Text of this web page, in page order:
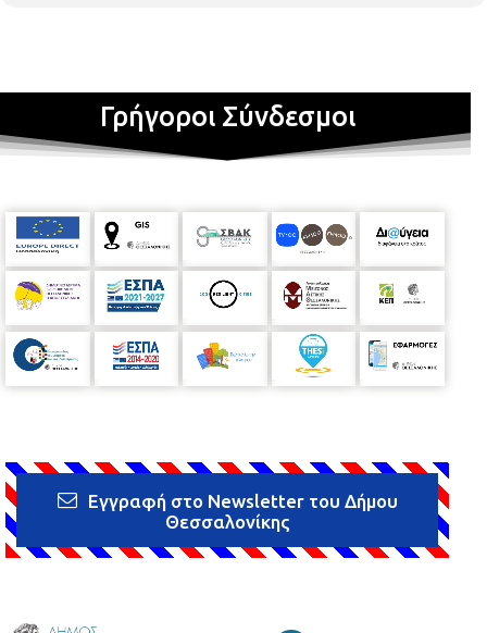
Γρήγοροι Σύνδεσμοι
Εγγραφή στο Newsletter του Δήμου
Θεσσαλονίκης